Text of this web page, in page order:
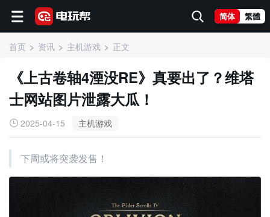
简体 繁體
首页 资讯 主机游戏 正文
《上古卷轴4湮没RE》真要出了？维塔
士网站图片泄露大瓜！
2025-04-15 主机游戏
下周或将突袭发售！